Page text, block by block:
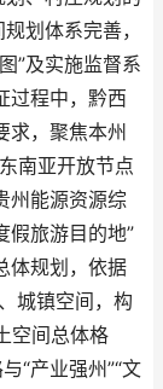
划体系完善，
”及实施监督系
过程中，黔西
求，聚焦本州
南亚开放节点
州能源资源综
假旅游目的地”
体规划，依据
城镇空间，构
空间总体格
“产业强州”“文